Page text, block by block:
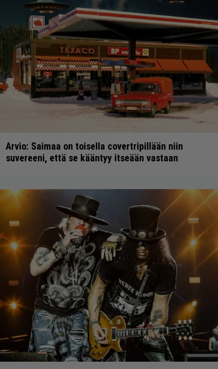
Arvio: Saimaa on toisella covertripillään niin
suvereeni, että se kääntyy itseään vastaan